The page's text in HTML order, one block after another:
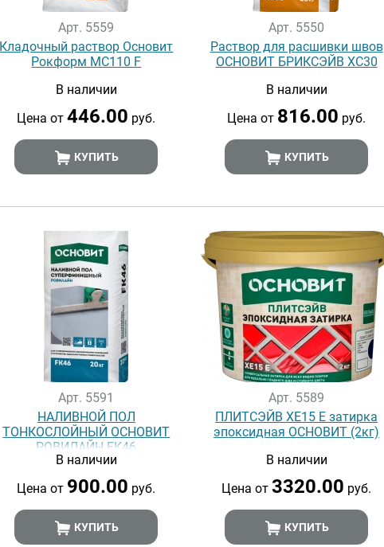
Арт. 5559
Кладочный раствор Основит
Рокформ МС110 F
В наличии
Цена от446.00 руб.
КУПИТЬ
Арт. 5550
Раствор для расшивки швов
ОСНОВИТ БРИКСЭЙВ ХС30
В наличии
Цена от 816.00 руб.
КУПИТЬ
Арт. 5591
НАЛИВНОЙ ПОЛ
ТОНКОСЛОЙНЫЙ ОСНОВИТ
РОВИЛАЙН FK46
В наличии
Цена от 900.00 руб.
КУПИТЬ
Арт. 5589
ПЛИТСЭЙВ XE15 Е затирка
эпоксидная ОСНОВИТ (2кг)
В наличии
Цена от3320.00 руб.
КУПИТЬ